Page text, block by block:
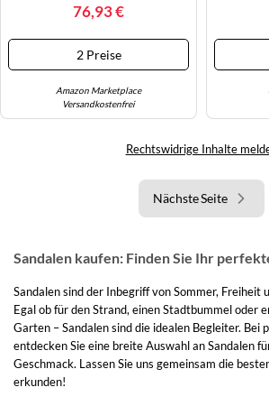
76,93 €
2 Preise
Amazon Marketplace
Versandkostenfrei
Rechtswidrige Inhalte
Nächste Seite
Sandalen kaufen: Finden Sie Ihr
Sandalen sind der Inbegriff von Sommer, Freiheit
Egal ob für den Strand, einen Stadtbummel oder
Garten – Sandalen sind die idealen Begleiter. Bei
entdecken Sie eine breite Auswahl an Sandalen
Geschmack. Lassen Sie uns gemeinsam die
erkunden!